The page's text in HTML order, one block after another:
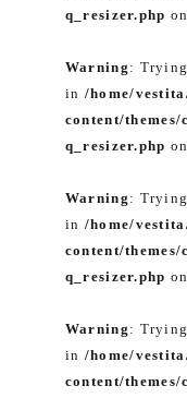
q_resizer.php
Warning :
in /home/
content/
q_resizer.php
Warning :
in /home/
content/
q_resizer.php
Warning :
in /home/
content/